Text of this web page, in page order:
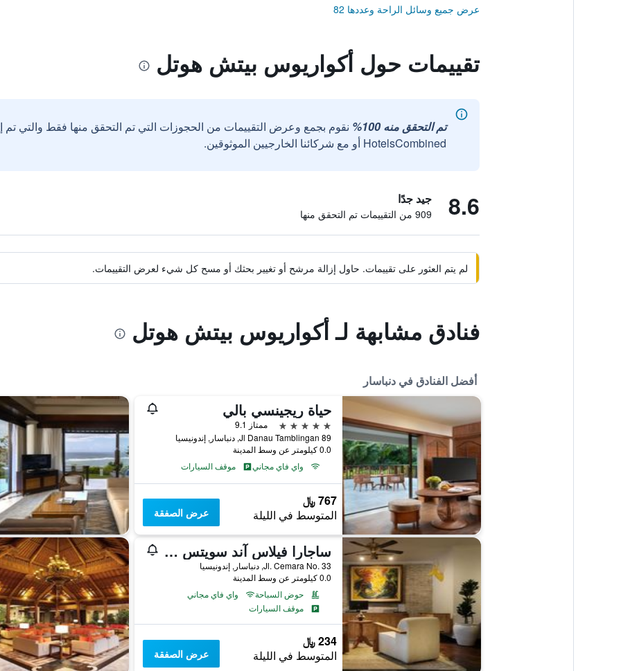
عرض جميع وسائل الراحة وعددها 82
تقييمات حول أكواريوس بيتش هوتل
تم التحقق منه 100%
نقوم بجمع وعرض التقييمات من الحجوزات التي تم التحقق منها فقط والتي
HotelsCombined أو مع شركائنا الخارجيين الموثوقين.
8.6 جيد جدًا
909 من التقييمات تم التحقق منها
لم يتم العثور على تقييمات. حاول إزالة مرشح أو تغيير بحثك أو مسح كل شيء لعرض التقييمات.
فنادق مشابهة لـ أكواريوس بيتش هوتل
أفضل الفنادق في دنباسار
حياة ريجينسي بالي
5 نجوم
ممتاز 9.1
Jl Danau Tamblingan 89, دنباسار, إندونيسيا
0.0 كيلومتر عن وسط المدينة
واي فاي مجاني
موقف السيارات
767 ﷼
المتوسط في الليلة عرض الصفقة
ساجارا فيلاس آند سويتس سانوز بي إي ٕإهتم
Jl. Cemara No. 33, دنباسار, إندونيسيا
0.0 كيلومتر عن وسط المدينة
حوض السباحة
واي فاي مجاني
موقف السيارات
234 ﷼
المتوسط في الليلة عرض الصفقة